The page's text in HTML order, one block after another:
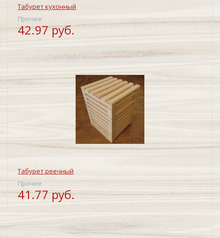
Табурет кухонный
Прочее
42.97 руб.
Табурет реечный
Прочее
41.77 руб.